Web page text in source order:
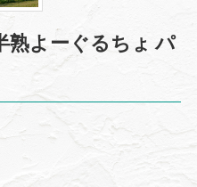
熟よーぐるちょ パ